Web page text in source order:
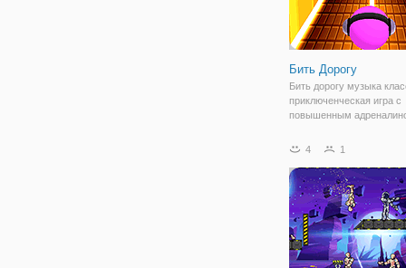
Бить Дорогу
Бить дорогу музыка
приключенческая игра с
повышенным
играющей в его
бить. Насладиться
музыку двигаясь в такт
4 1